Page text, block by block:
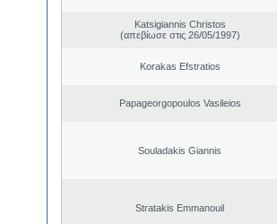
Katsigiannis Christos
(απεβίωσε στις 26/05/1997)
Korakas Efstratios
Papageorgopoulos Vasileios
Souladakis Giannis
Stratakis Emmanouil